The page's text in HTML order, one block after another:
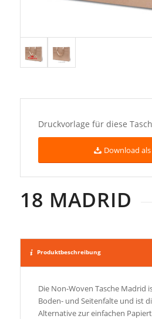
Druckvorlage für diese
Download als
18 MADRID
Produktbeschreibung
Die Non-Woven Tasche Madrid
Boden- und Seitenfalte und ist
Alternative zur einfachen